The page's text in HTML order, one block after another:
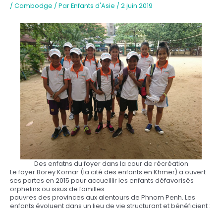
/ Cambodge / ParEnfants d'Asie / 2 juin 2019
Des enfatns du foyer dans la cour de récréation
Le foyer Borey Komar (la cité des enfants en Khmer) a ouvert
ses portes en 2015 pour accueillir les enfants défavorisés
orphelins ou issus de familles
pauvres des provinces aux alentours de Phnom Penh. Les
enfants évoluent dans un lieu de vie structurant et bénéficient :